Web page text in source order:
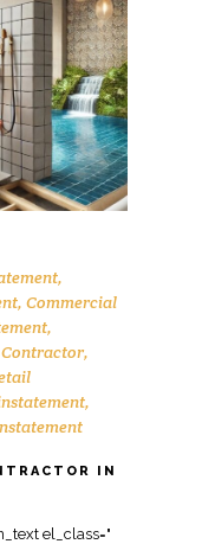
,
, Commercial
,
,
,
IN
el_class="